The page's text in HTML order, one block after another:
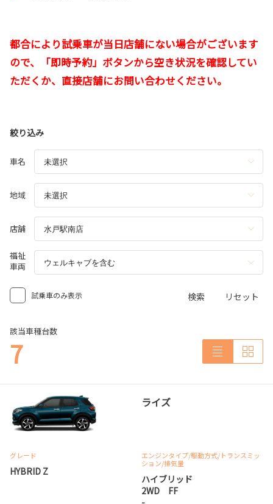
都合により試乗車が当日店舗にない場合がございます
ので、「即時予約」ボタンから空き状況を確認してい
ただくか、直接店舗にお問い合わせください。
絞り込み
車名
地域
店舗
福祉
車両
試乗車のみ表示 検索 リセット
該当車種台数
7
ライズ
グレード
HYBRID Z
エンジンタイプ/駆動方式/トランスミッ
ション/排気量
ハイブリッド
2WD FF